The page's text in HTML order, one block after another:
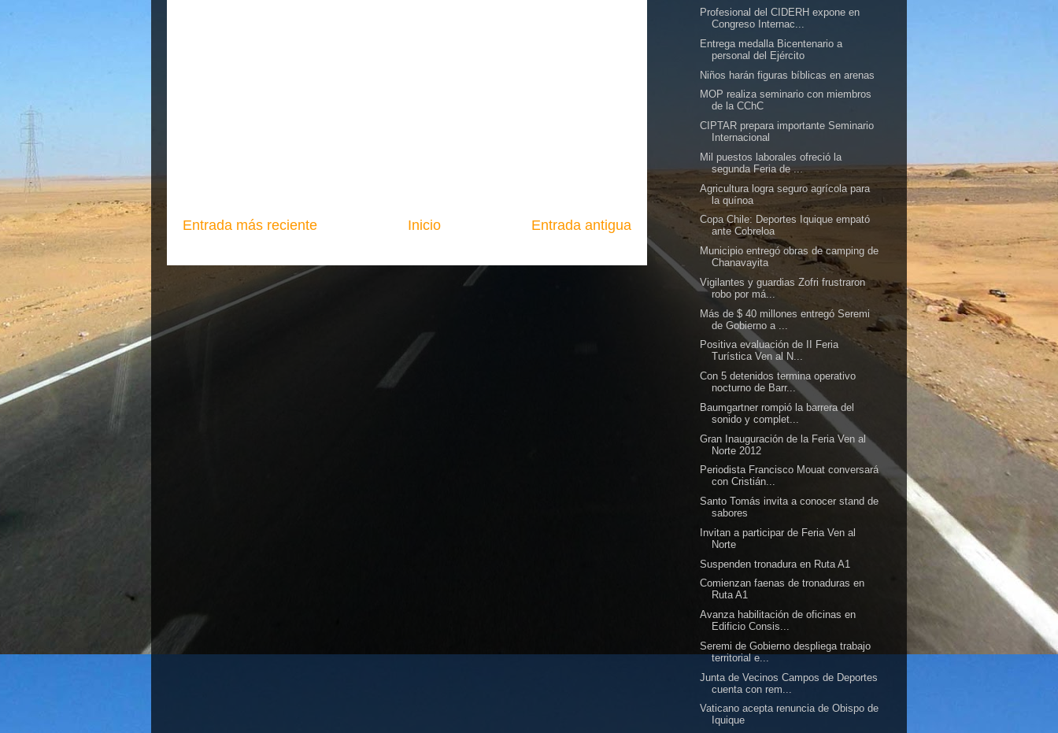
Entrada más reciente Entrada antigua
Inicio
Profesional del CIDERH expone en
Congreso Internac...
Entrega medalla Bicentenario a
personal del Ejército
Niños harán figuras bíblicas en arenas
MOP realiza seminario con miembros
de la CChC
CIPTAR prepara importante Seminario
Internacional
Mil puestos laborales ofreció la
segunda Feria de ...
Agricultura logra seguro agrícola para
la quínoa
Copa Chile: Deportes Iquique empató
ante Cobreloa
Municipio entregó obras de camping de
Chanavayita
Vigilantes y guardias Zofri frustraron
robo por má...
Más de $ 40 millones entregó Seremi
de Gobierno a ...
Positiva evaluación de II Feria
Turística Ven al N...
Con 5 detenidos termina operativo
nocturno de Barr...
Baumgartner rompió la barrera del
sonido y complet...
Gran Inauguración de la Feria Ven al
Norte 2012
Periodista Francisco Mouat conversará
con Cristián...
Santo Tomás invita a conocer stand de
sabores
Invitan a participar de Feria Ven al
Norte
Suspenden tronadura en Ruta A1
Comienzan faenas de tronaduras en
Ruta A1
Avanza habilitación de oficinas en
Edificio Consis...
Seremi de Gobierno despliega trabajo
territorial e...
Junta de Vecinos Campos de Deportes
cuenta con rem...
Vaticano acepta renuncia de Obispo de
Iquique